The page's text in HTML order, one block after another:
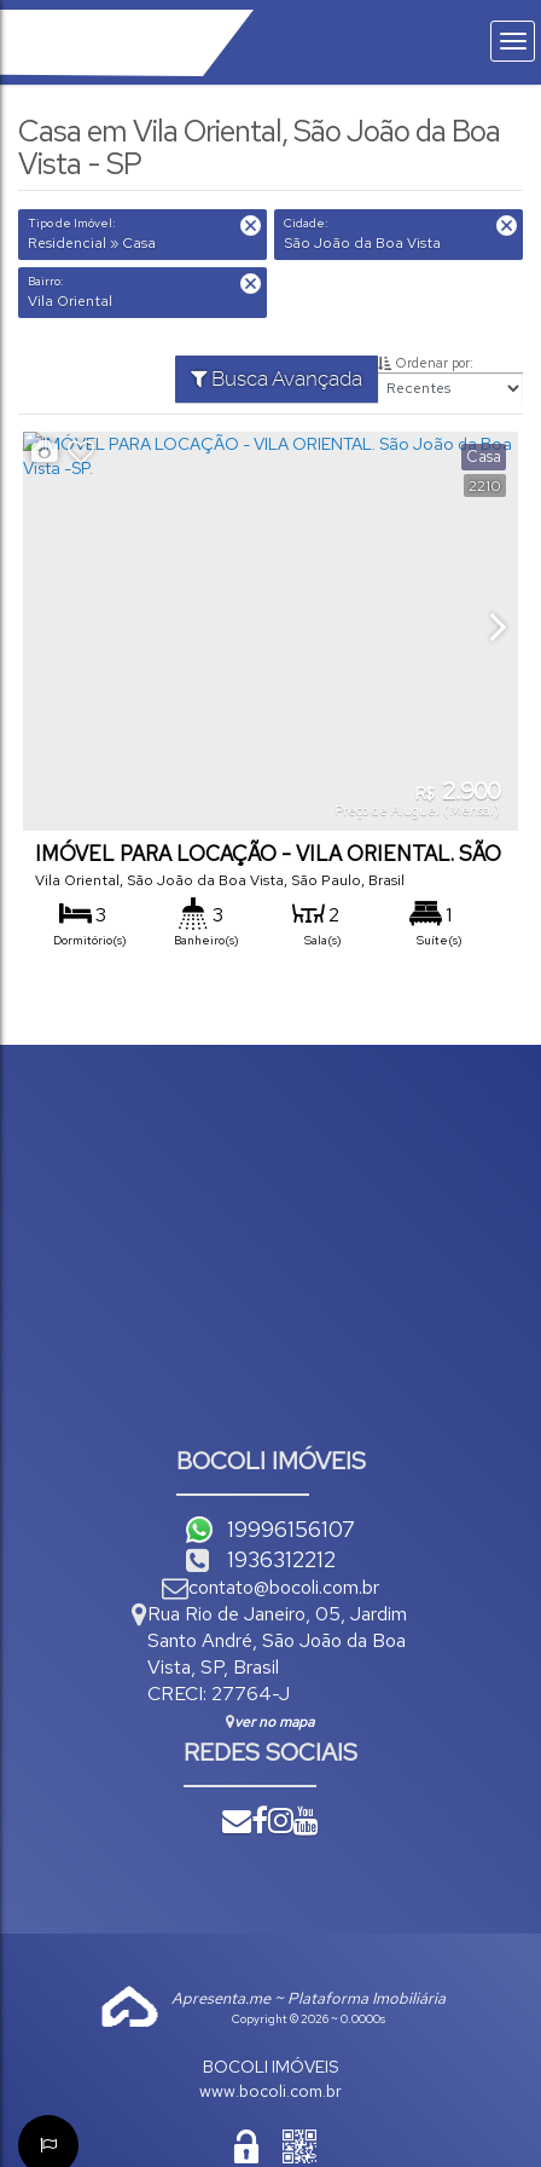
Casa em Vila Oriental, São João da Boa
Vista - SP
Tipo de Imóvel:
Residencial » Casa
Cidade:
São João da Boa Vista
Bairro:
Vila Oriental
Busca Avançada
Ordenar por:
2210
Casa
R$ 2.900
Preço de Aluguel (Mensal)
IMÓVEL PARA LOCAÇÃO - VILA ORIENTAL. SÃO
JOÃO DA BOA VISTA -SP.
Vila Oriental, São João da Boa Vista, São Paulo, Brasil
3
Dormitório(s)
3
Banheiro(s)
2
Sala(s)
1
Suíte(s)
BOCOLI IMÓVEIS
19996156107
1936312212
contato@bocoli.com.br
Rua Rio de Janeiro, 05, Jardim
Santo André, São João da Boa
Vista, SP, Brasil
CRECI: 27764-J
ver no mapa
REDES SOCIAIS
Apresenta.me ~ Plataforma Imobiliária
Copyright © 2026 ~ 0.0000s
BOCOLI IMÓVEIS
www.bocoli.com.br